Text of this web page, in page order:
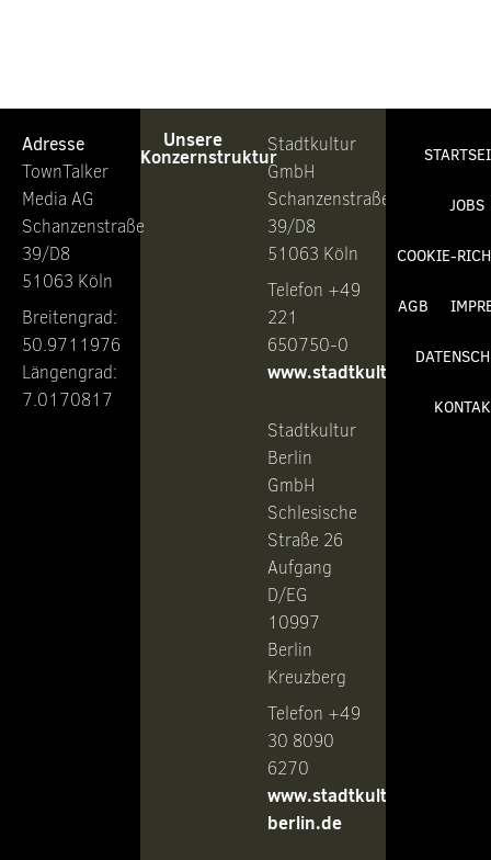
Adresse
TownTalker
Media AG
Schanzenstraße
39/D8
51063 Köln
Breitengrad:
50.9711976
Längengrad:
7.0170817
Unsere
Konzernstruktur
Stadtkultur
GmbH
Schanzenstraße
39/D8
51063 Köln
Telefon +49
221
650750-0
www.stadtkultur.de
Stadtkultur
Berlin
GmbH
Schlesische
Straße 26
Aufgang
D/EG
10997
Berlin
Kreuzberg
Telefon +49
30 8090
6270
www.stadtkultur-
berlin.de
JOBS
COOKIE-
AGB